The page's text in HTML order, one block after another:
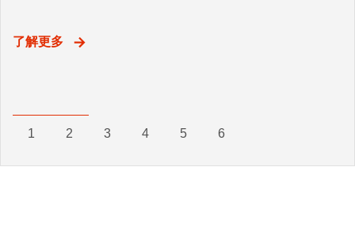
了解更多
了解更多
1 2 3 4 5 6